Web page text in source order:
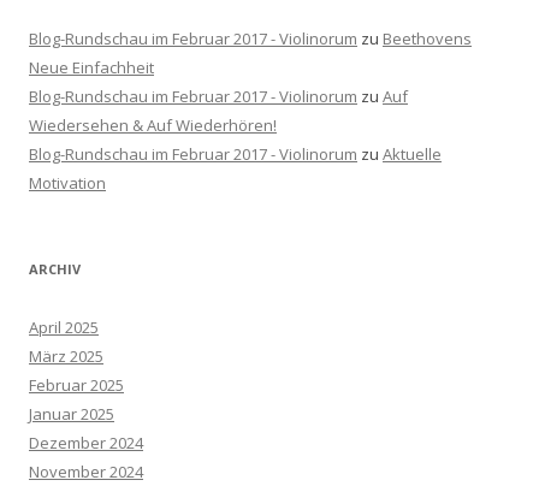
Blog-Rundschau im Februar 2017 - Violinorum zu Beethovens
Neue Einfachheit
Blog-Rundschau im Februar 2017 - Violinorum zu Auf
Wiedersehen & Auf Wiederhören!
Blog-Rundschau im Februar 2017 - Violinorum zu Aktuelle
Motivation
ARCHIV
April 2025
März 2025
Februar 2025
Januar 2025
Dezember 2024
November 2024